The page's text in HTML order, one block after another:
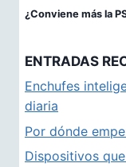
¿Conviene más la
ENTRADAS
Enchufes
diaria
Por dónde
Dispositivos